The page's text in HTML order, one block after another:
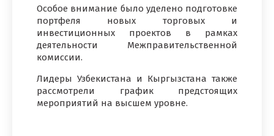
Особое внимание было уделено подготовке
портфеля новых торговых и
инвестиционных проектов в рамках
деятельности Межправительственной
комиссии.
Лидеры Узбекистана и Кыргызстана также
рассмотрели график предстоящих
мероприятий на высшем уровне.